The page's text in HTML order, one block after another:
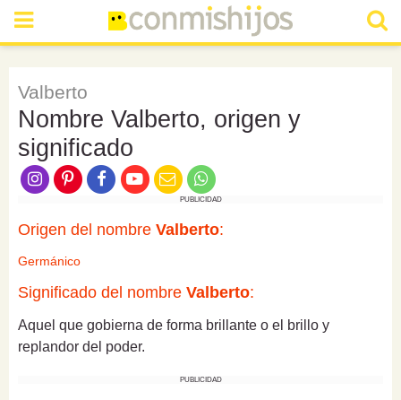
Valberto
Nombre Valberto, origen y
significado
PUBLICIDAD
Origen del nombre Valberto:
Germánico
Significado del nombre Valberto:
Aquel que gobierna de forma brillante o el brillo y
replandor del poder.
PUBLICIDAD